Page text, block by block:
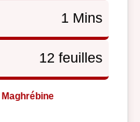
1 Mins
12 feuilles
Maghrébine